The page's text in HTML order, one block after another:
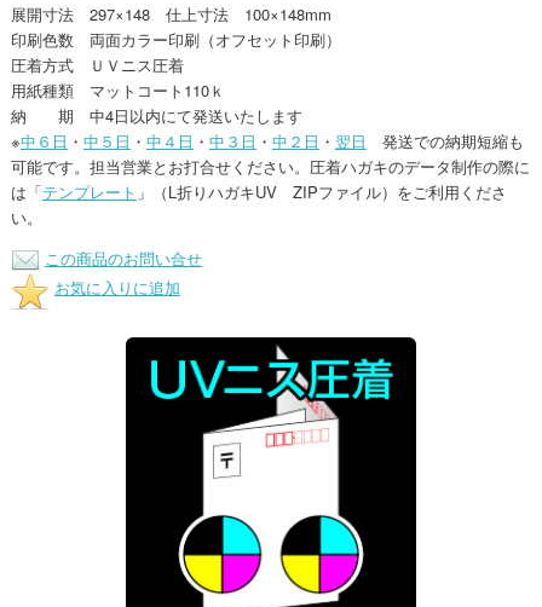
展開寸法 297×148 仕上寸法 100×148mm
印刷色数 両面カラー印刷（オフセット印刷）
圧着方式 ＵＶニス圧着
用紙種類 マットコート110ｋ
納 期 中4日以内にて発送いたします
※中６日 ・ 中５日 ・ 中４日 ・ 中３日 ・ 中２日 ・ 翌日
発送での納期短縮も
可能です。担当営業とお打合せください。圧着ハガキのデータ制作の際に
は「テンプレート 」（L折りハガキUV ZIPファイル）をご利用くださ
い。
この商品のお問い合せ
お気に入りに追加